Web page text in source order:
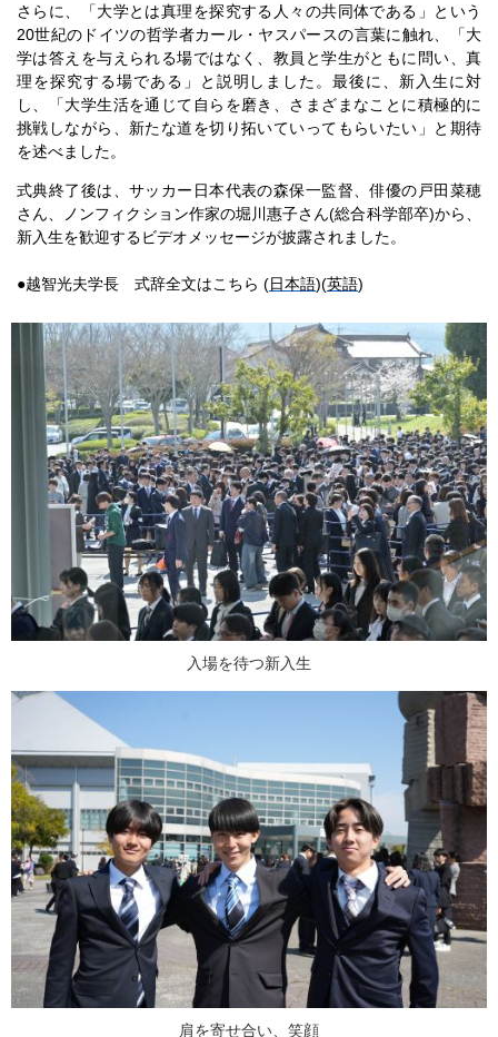
さらに、「大学とは真理を探究する人々の共同体である」という
20世紀のドイツの哲学者カール・ヤスパースの言葉に触れ、「大
学は答えを与えられる場ではなく、教員と学生がともに問い、真
理を探究する場である」と説明しました。最後に、新入生に対
し、「大学生活を通じて自らを磨き、さまざまなことに積極的に
挑戦しながら、新たな道を切り拓いていってもらいたい」と期待
を述べました。
式典終了後は、サッカー日本代表の森保一監督、俳優の戸田菜穂
さん、ノンフィクション作家の堀川惠子さん(総合科学部卒)から、
新入生を歓迎するビデオメッセージが披露されました。
●越智光夫学長 式辞全文はこちら (日本語)(英語)
入場を待つ新入生
肩を寄せ合い、笑顔